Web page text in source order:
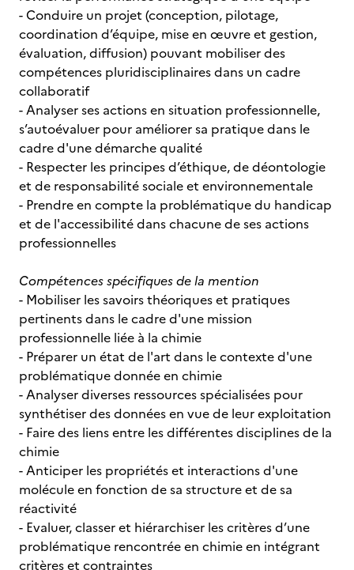
- Conduire un projet (conception, pilotage,
coordination d’équipe, mise en œuvre et gestion,
évaluation, diffusion) pouvant mobiliser des
compétences pluridisciplinaires dans un cadre
collaboratif
- Analyser ses actions en situation professionnelle,
s’autoévaluer pour améliorer sa pratique dans le
cadre d'une démarche qualité
- Respecter les principes d’éthique, de déontologie
et de responsabilité sociale et environnementale
- Prendre en compte la problématique du handicap
et de l'accessibilité dans chacune de ses actions
professionnelles
Compétences spécifiques de la mention
- Mobiliser les savoirs théoriques et pratiques
pertinents dans le cadre d'une mission
professionnelle liée à la chimie
- Préparer un état de l'art dans le contexte d'une
problématique donnée en chimie
- Analyser diverses ressources spécialisées pour
synthétiser des données en vue de leur exploitation
- Faire des liens entre les différentes disciplines de la
chimie
- Anticiper les propriétés et interactions d'une
molécule en fonction de sa structure et de sa
réactivité
- Evaluer, classer et hiérarchiser les critères d’une
problématique rencontrée en chimie en intégrant
critères et contraintes